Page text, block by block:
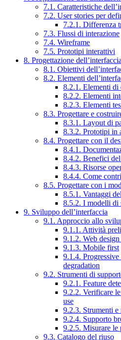
7.1. Caratteristiche
7.2. User stories per
7.2.1. Differenza
7.3. Flussi di interazione
7.4. Wireframe
7.5. Prototipi interattivi
8. Progettazione dell’interfaccia
8.1. Obiettivi
8.2. Elementi
8.2.1. Elementi di
8.2.2. Elementi
8.2.3. Elementi
8.3. Progettare e
8.3.1. Layout di
8.3.2. Prototipi in
8.4. Progettare con il
8.4.1.
8.4.2. Benefici
8.4.3. Risorse
8.4.4. Come
8.5. Progettare con i
8.5.1. Vantaggi
8.5.2. I modelli di
9. Sviluppo dell’interfaccia
9.1. Approccio allo
9.1.1. Attività
9.1.2. Web
9.1.3. Mobile first
9.1.4.
degradation
9.2. Strumenti di
9.2.1. Feature
9.2.2. Verificare
use
9.2.3. Strumenti e
9.2.4. Supporto
9.2.5. Misurare le
9.3. Catalogo del riuso